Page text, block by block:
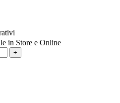
in Store e Online
+